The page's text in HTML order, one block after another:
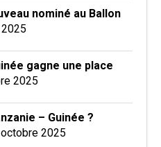
nominé au Ballon
gagne une place
2025
– Guinée ?
2025